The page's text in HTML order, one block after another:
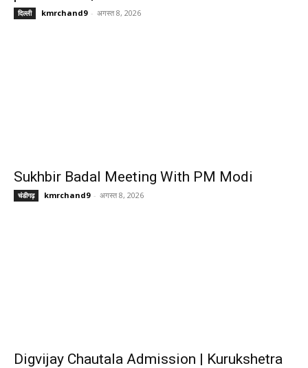
दिल्ली kmrchand9 - अगस्त 8, 2026
Sukhbir Badal Meeting With PM Modi
चंडीगढ़ kmrchand9 - अगस्त 8, 2026
Digvijay Chautala Admission | Kurukshetra